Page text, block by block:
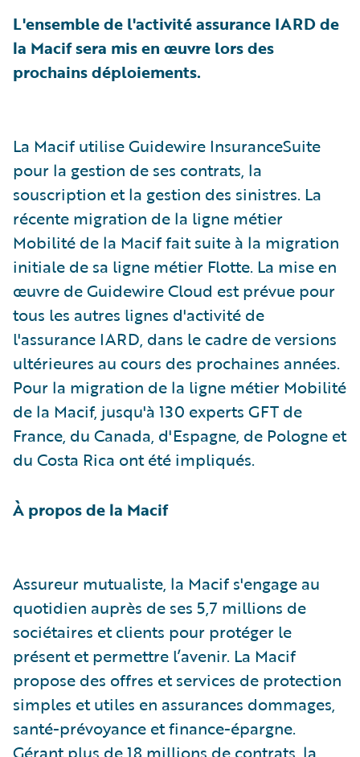
L'ensemble de l'activité assurance IARD de
la Macif sera mis en œuvre lors des
prochains déploiements.
La Macif utilise Guidewire InsuranceSuite
pour la gestion de ses contrats, la
souscription et la gestion des sinistres. La
récente migration de la ligne métier
Mobilité de la Macif fait suite à la migration
initiale de sa ligne métier Flotte. La mise en
œuvre de Guidewire Cloud est prévue pour
tous les autres lignes d'activité de
l'assurance IARD, dans le cadre de versions
ultérieures au cours des prochaines années.
Pour la migration de la ligne métier Mobilité
de la Macif, jusqu'à 130 experts GFT de
France, du Canada, d'Espagne, de Pologne et
du Costa Rica ont été impliqués.
À propos de la Macif
Assureur mutualiste, la Macif s'engage au
quotidien auprès de ses 5,7 millions de
sociétaires et clients pour protéger le
présent et permettre l’avenir. La Macif
propose des offres et services de protection
simples et utiles en assurances dommages,
santé-prévoyance et finance-épargne.
Gérant plus de 18 millions de contrats, la